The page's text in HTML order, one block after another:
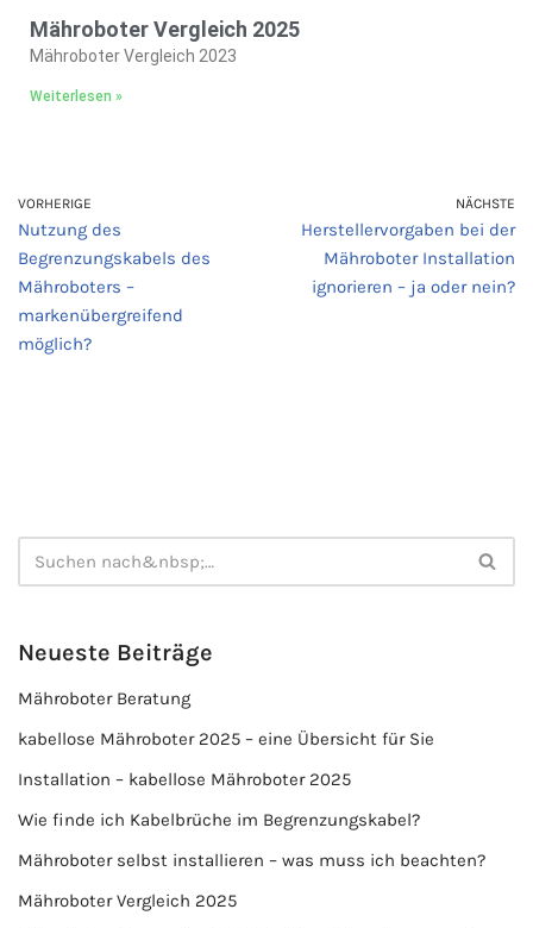
Mähroboter Vergleich 2025
Mähroboter Vergleich 2023
Weiterlesen »
VORHERIGE
Nutzung des
Begrenzungskabels des
Mähroboters –
markenübergreifend
möglich?
NÄCHSTE
Herstellervorgaben bei der
Mähroboter Installation
ignorieren – ja oder nein?
Neueste Beiträge
Mähroboter Beratung
kabellose Mähroboter 2025 – eine Übersicht für Sie
Installation – kabellose Mähroboter 2025
Wie finde ich Kabelbrüche im Begrenzungskabel?
Mähroboter selbst installieren – was muss ich beachten?
Mähroboter Vergleich 2025